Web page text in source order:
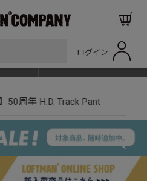
ログイン
50周年 H.D. Track Pant